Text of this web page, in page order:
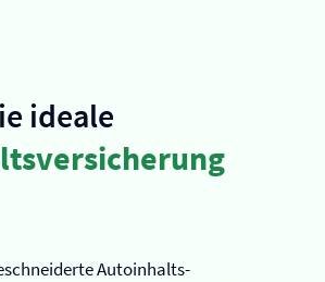
ideale
Autoinhalts­